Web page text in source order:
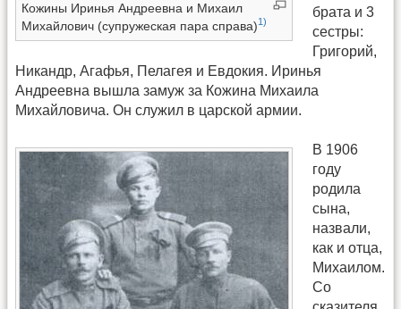
Кожины Иринья Андреевна и Михаил
Михайлович (супружеская пара справа)1)
брата и 3
сестры:
Григорий,
Никандр, Агафья, Пелагея и Евдокия. Иринья
Андреевна вышла замуж за Кожина Михаила
Михайловича. Он служил в царской армии.
В 1906
году
родила
сына,
назвали,
как и отца,
Михаилом.
Со